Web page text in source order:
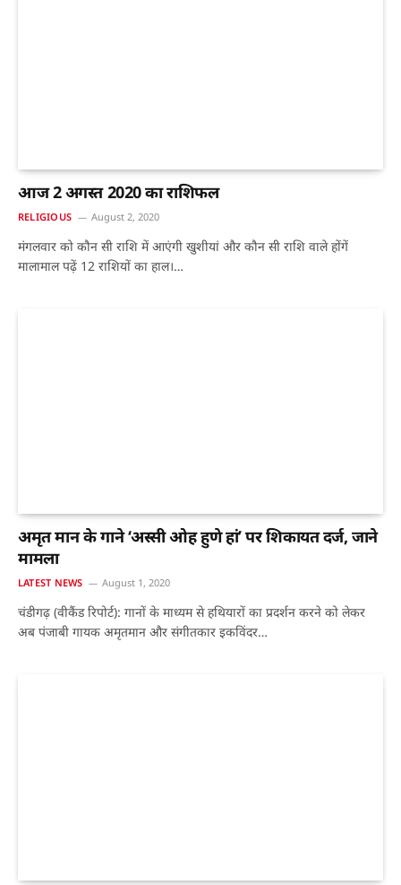
आज 2 अगस्त 2020 का राशिफल
RELIGIOUS August 2, 2020
मंगलवार को कौन सी राशि में आएंगी खुशीयां और कौन सी राशि वाले होंगें
मालामाल पढ़ें 12 राशियों का हाल।…
अमृत मान के गाने ‘अस्सी ओह हुणे हां’ पर शिकायत दर्ज, जाने
मामला
LATEST NEWS August 1, 2020
चंडीगढ़ (वीकैंड रिपोर्ट): गानों के माध्यम से हथियारों का प्रदर्शन करने को लेकर
अब पंजाबी गायक अमृतमान और संगीतकार इकविंदर…